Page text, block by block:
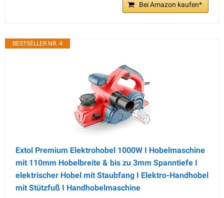
Bei Amazon kaufen*
BESTSELLER NR. 4
Extol Premium Elektrohobel 1000W I Hobelmaschine
mit 110mm Hobelbreite & bis zu 3mm Spanntiefe I
elektrischer Hobel mit Staubfang I Elektro-Handhobel
mit Stützfuß I Handhobelmaschine